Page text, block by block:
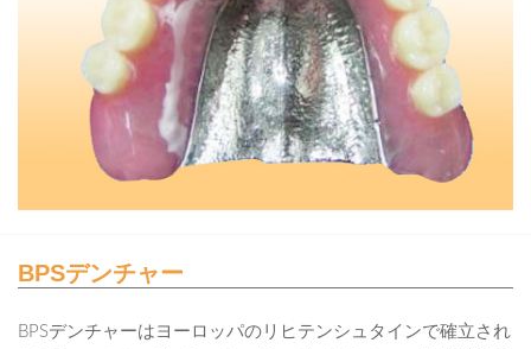
BPSデンチャー
BPSデンチャーはヨーロッパのリヒテンシュタインで確立され